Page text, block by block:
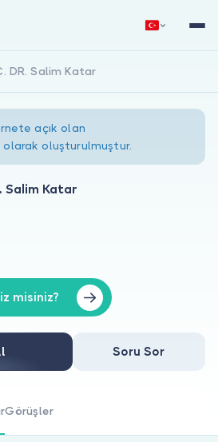
musunuz?
DR. Salim Katar
açık olan
oluşturulmuştur.
Salim Katar
misiniz?
Soru Sor
Görüşler